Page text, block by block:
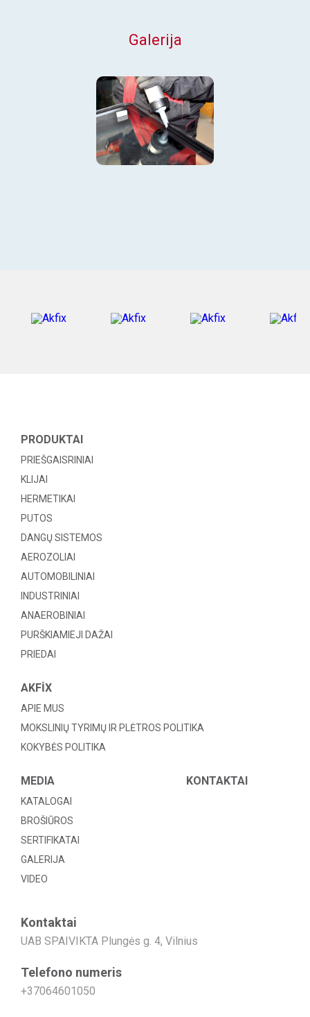
Galerija
PRODUKTAI
PRIEŠGAISRINIAI
KLIJAI
HERMETIKAI
PUTOS
DANGŲ SISTEMOS
AEROZOLIAI
AUTOMOBILINIAI
INDUSTRINIAI
ANAEROBINIAI
PURŠKIAMIEJI DAŽAI
PRIEDAI
AKFİX
APIE MUS
MOKSLINIŲ TYRIMŲ IR PLĖTROS POLITIKA
KOKYBĖS POLITIKA
MEDIA
KATALOGAI
BROŠIŪROS
SERTIFIKATAI
GALERIJA
VIDEO
KONTAKTAI
Kontaktai
UAB SPAIVIKTA Plungės g. 4, Vilnius
Telefono numeris
+37064601050